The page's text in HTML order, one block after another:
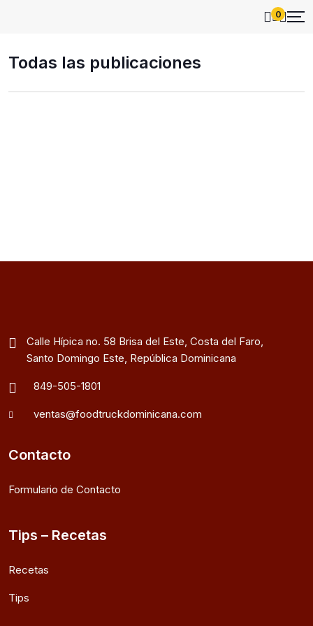
0
Todas las publicaciones
Calle Hípica no. 58 Brisa del Este, Costa del Faro,
Santo Domingo Este, República Dominicana
849-505-1801
ventas@foodtruckdominicana.com
Contacto
Formulario de Contacto
Tips – Recetas
Recetas
Tips